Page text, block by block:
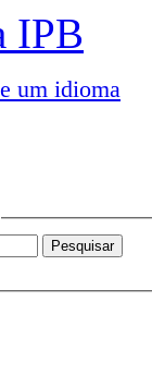
IPB
um idioma